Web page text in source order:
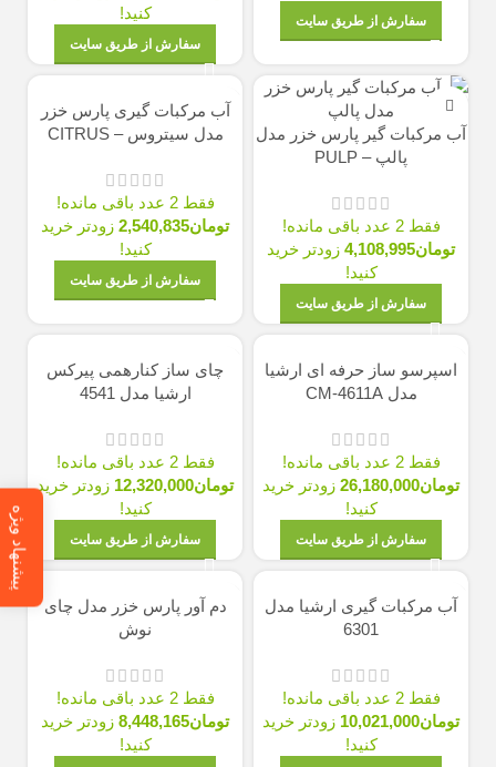
سفارش از طریق سایت
کنید!
سفارش از طریق سایت
آب مرکبات گیر پارس خزر مدل
پالپ – PULP
فقط 2 عدد باقی مانده!
تومان4,108,995 زودتر خرید
کنید!
سفارش از طریق سایت
آب مرکبات گیری پارس خزر
مدل سیتروس – CITRUS
فقط 2 عدد باقی مانده!
تومان2,540,835 زودتر خرید
کنید!
سفارش از طریق سایت
اسپرسو ساز حرفه ای ارشیا
مدل CM-4611A
فقط 2 عدد باقی مانده!
تومان26,180,000 زودتر خرید
کنید!
سفارش از طریق سایت
چای ساز کنارهمی پیرکس
ارشیا مدل 4541
فقط 2 عدد باقی مانده!
تومان12,320,000 زودتر خرید
کنید!
سفارش از طریق سایت
آب مرکبات گیری ارشیا مدل
6301
فقط 2 عدد باقی مانده!
تومان10,021,000 زودتر خرید
کنید!
دم آور پارس خزر مدل چای
نوش
فقط 2 عدد باقی مانده!
تومان8,448,165 زودتر خرید
کنید!
پیشنهاد ویژه